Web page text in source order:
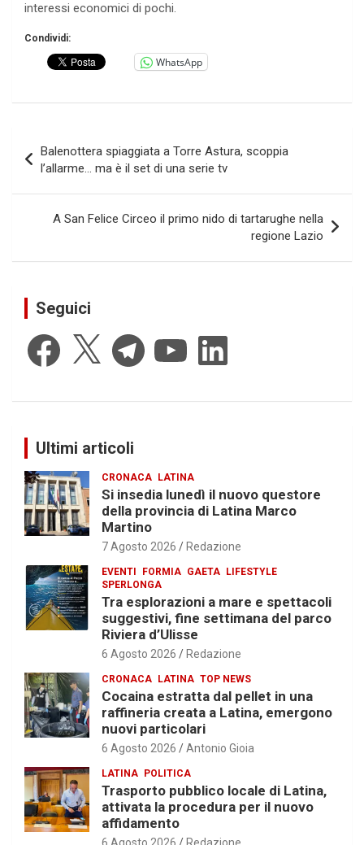
interessi economici di pochi.
Condividi:
WhatsApp
articoli
Balenottera spiaggiata a Torre Astura, scoppia
l’allarme… ma è il set di una serie tv
A San Felice Circeo il primo nido di tartarughe nella
regione Lazio
Seguici
Facebook Telegram YouTube LinkedIn
Ultimi articoli
CRONACA LATINA
Si insedia lunedì il nuovo questore
della provincia di Latina Marco
Martino
7 Agosto 2026 Redazione
EVENTI FORMIA GAETA LIFESTYLE
SPERLONGA
Tra esplorazioni a mare e spettacoli
suggestivi, fine settimana del parco
Riviera d’Ulisse
6 Agosto 2026 Redazione
CRONACA LATINA TOP NEWS
Cocaina estratta dal pellet in una
raffineria creata a Latina, emergono
nuovi particolari
6 Agosto 2026 Antonio Gioia
LATINA POLITICA
Trasporto pubblico locale di Latina,
attivata la procedura per il nuovo
affidamento
6 Agosto 2026 Redazione